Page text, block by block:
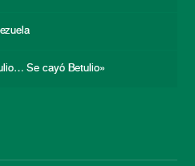
Se cayó Betulio»